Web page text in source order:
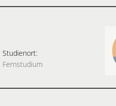
Studienort:
Fernstudium